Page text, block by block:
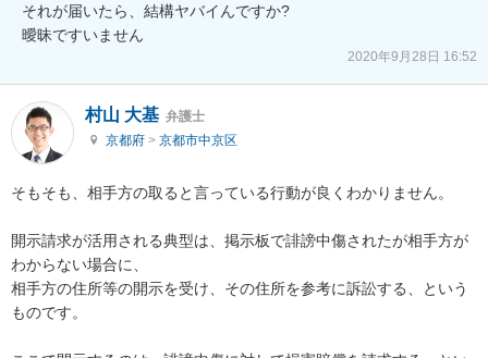
それが届いたら、結構ヤバイんですか?
曖昧ですいません
2020年9月28日 16:52
村山 大基 弁護士
京都府 > 京都市中京区
そもそも、相手方の取ると言っている行動が良くわかりません。
開示請求が活用される典型は、掲示板で誹謗中傷されたが相手方が
わからない場合に、
相手方の住所等の開示を受け、その住所を参考に訴訟する、という
ものです。